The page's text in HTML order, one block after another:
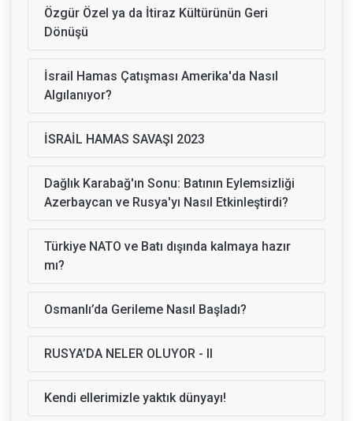
Özgür Özel ya da İtiraz Kültürünün Geri
Dönüşü
İsrail Hamas Çatışması Amerika'da Nasıl
Algılanıyor?
İSRAİL HAMAS SAVAŞI 2023
Dağlık Karabağ'ın Sonu: Batının Eylemsizliği
Azerbaycan ve Rusya'yı Nasıl Etkinleştirdi?
Türkiye NATO ve Batı dışında kalmaya hazır
mı?
Osmanlı’da Gerileme Nasıl Başladı?
RUSYA’DA NELER OLUYOR - II
Kendi ellerimizle yaktık dünyayı!